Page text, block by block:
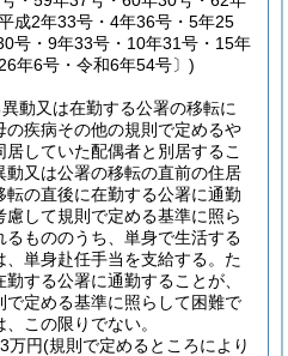
成2年33号・4年36号・5年25
号・9年33号・10年31号・15年
年6号・令和6年54号〕)
動又は在勤する公署の移転に
疾病その他の規則で定めるや
していた配偶者と別居するこ
動又は公署の移転の直前の住居
の直後に在勤する公署に通勤
して規則で定める基準に照ら
るもののうち、単身で生活する
単身赴任手当を支給する。 た
する公署に通勤することが、
定める基準に照らして困難で
この限りでない。
万円(規則で定めるところにより